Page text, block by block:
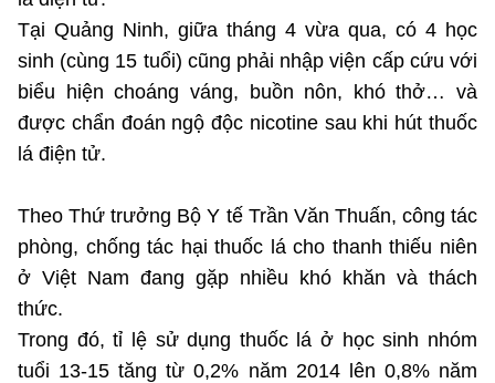
website này)
Tại Quảng Ninh, giữa tháng 4 vừa qua, có 4 học
sinh (cùng 15 tuổi) cũng phải nhập viện cấp cứu với
biểu hiện choáng váng, buồn nôn, khó thở… và
được chẩn đoán ngộ độc nicotine sau khi hút thuốc
lá điện tử.
Theo Thứ trưởng Bộ Y tế Trần Văn Thuấn, công tác
phòng, chống tác hại thuốc lá cho thanh thiếu niên
ở Việt Nam đang gặp nhiều khó khăn và thách
thức.
Trong đó, tỉ lệ sử dụng thuốc lá ở học sinh nhóm
tuổi 13-15 tăng từ 0,2% năm 2014 lên 0,8% năm